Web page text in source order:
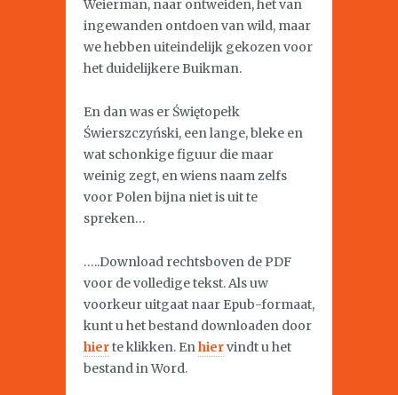
Weierman, naar ontweiden, het van
ingewanden ontdoen van wild, maar
we hebben uiteindelijk gekozen voor
het duidelijkere Buikman.
En dan was er Świętopełk
Świerszczyński, een lange, bleke en
wat schonkige figuur die maar
weinig zegt, en wiens naam zelfs
voor Polen bijna niet is uit te
spreken…
…..Download rechtsboven de PDF
voor de volledige tekst. Als uw
voorkeur uitgaat naar Epub-formaat,
kunt u het bestand downloaden door
hierte klikken. Enhiervindt u het
bestand in Word.